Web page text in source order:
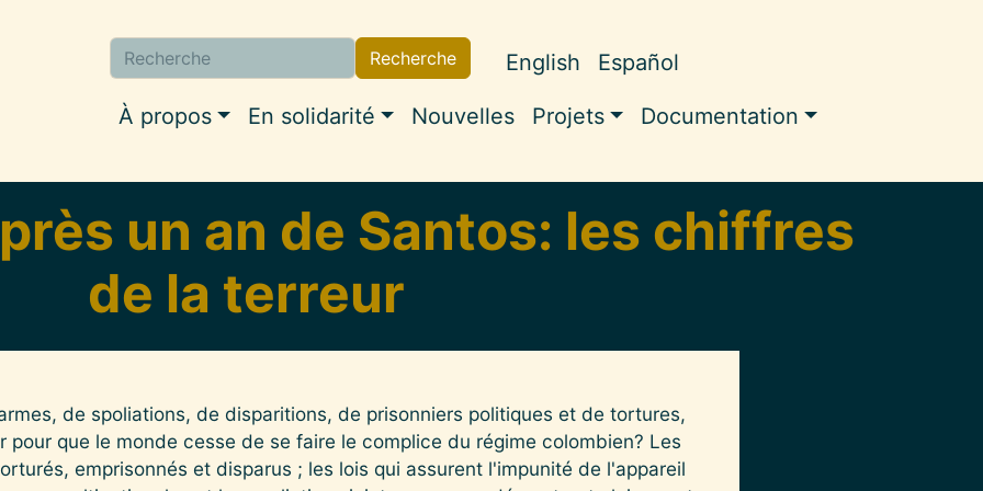
Navigation principale
À propos En solidarité Nouvelles Projets Documentation
Recherche English Español
un an de Santos: les chiffres
de la terreur
de spoliations, de disparitions, de prisonniers politiques et de tortures,
que le monde cesse de se faire le complice du régime colombien? Les
emprisonnés et disparus ; les lois qui assurent l'impunité de l'appareil